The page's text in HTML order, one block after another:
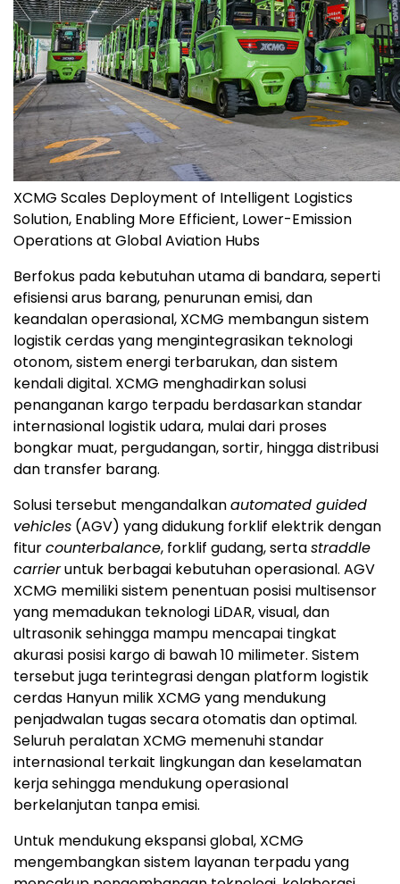
XCMG Scales Deployment of Intelligent Logistics
Solution, Enabling More Efficient, Lower-Emission
Operations at Global Aviation Hubs
Berfokus pada kebutuhan utama di bandara, seperti
efisiensi arus barang, penurunan emisi, dan
keandalan operasional, XCMG membangun sistem
logistik cerdas yang mengintegrasikan teknologi
otonom, sistem energi terbarukan, dan sistem
kendali digital. XCMG menghadirkan solusi
penanganan kargo terpadu berdasarkan standar
internasional logistik udara, mulai dari proses
bongkar muat, pergudangan, sortir, hingga distribusi
dan transfer barang.
Solusi tersebut mengandalkanautomated guided
vehicles (AGV) yang didukung forklif elektrik dengan
fiturcounterbalance, forklif gudang, sertastraddle
carrieruntuk berbagai kebutuhan operasional. AGV
XCMG memiliki sistem penentuan posisi multisensor
yang memadukan teknologi LiDAR, visual, dan
ultrasonik sehingga mampu mencapai tingkat
akurasi posisi kargo di bawah 10 milimeter. Sistem
tersebut juga terintegrasi dengan platform logistik
cerdas Hanyun milik XCMG yang mendukung
penjadwalan tugas secara otomatis dan optimal.
Seluruh peralatan XCMG memenuhi standar
internasional terkait lingkungan dan keselamatan
kerja sehingga mendukung operasional
berkelanjutan tanpa emisi.
Untuk mendukung ekspansi global, XCMG
mengembangkan sistem layanan terpadu yang